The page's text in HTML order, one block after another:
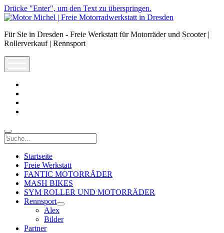
Drücke "Enter", um den Text zu überspringen.
Motor
|
Freie
Dresden
Für Sie in Dresden - Freie Werkstatt für Motorräder und Scooter |
Rollerverkauf | Rennsport
Suche
Startseite
Freie Werkstatt
FANTIC MOTORRÄDER
MASH BIKES
SYM ROLLER UND MOTORRÄDER
Rennsport
open
menu
Alex
Bilder
Partner